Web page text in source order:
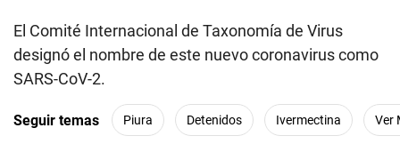
El Comité Internacional de Taxonomía de Virus
designó el nombre de este nuevo coronavirus como
SARS-CoV-2.
Seguir temas Piura Detenidos Ivermectina Ver